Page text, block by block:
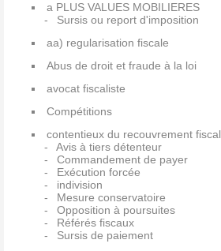
a PLUS VALUES MOBILIERES
Sursis ou report d'imposition
aa) regularisation fiscale
Abus de droit et fraude à la loi
avocat fiscaliste
Compétitions
contentieux du recouvrement fiscal
Avis à tiers détenteur
Commandement de payer
Exécution forcée
indivision
Mesure conservatoire
Opposition à poursuites
Référés fiscaux
Sursis de paiement